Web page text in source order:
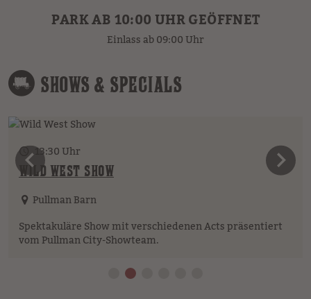
PARK AB 10:00 UHR GEÖFFNET
Einlass ab 09:00 Uhr
SHOWS & SPECIALS
13:30 Uhr
WILD WEST SHOW
Pullman Barn
Spektakuläre Show mit verschiedenen Acts präsentiert
vom Pullman City-Showteam.
vorheriges Element